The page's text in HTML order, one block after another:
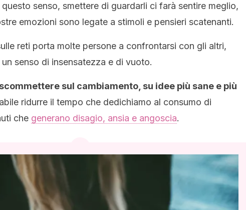
senso, smettere di guardarli ci farà sentire meglio,
emozioni sono legate a stimoli e pensieri scatenanti.
reti porta molte persone a confrontarsi con gli altri,
senso di insensatezza e di vuoto.
sul cambiamento, su idee più sane e più
ridurre il tempo che dedichiamo al consumo di
che generano disagio, ansia e angoscia.